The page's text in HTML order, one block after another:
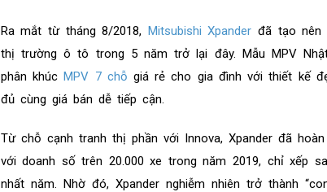
Ra mắt từ tháng 8/2018, Mitsubishi Xpander đã tạo nên
thị trường ô tô trong 5 năm trở lại đây. Mẫu MPV
phân khúcMPV 7 chỗ giá rẻ cho gia đình với thiết kế
đủ cùng giá bán dễ tiếp cận.
Từ chỗ cạnh tranh thị phần với Innova, Xpander đã
với doanh số trên 20.000 xe trong năm 2019, chỉ xếp
nhất năm. Nhờ đó, Xpander nghiễm nhiên trở thành